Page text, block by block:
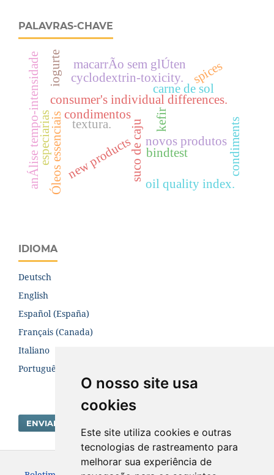
O nosso site usa
cookies
Este site utiliza cookies e outras
tecnologias de rastreamento para
melhorar sua experiência de
PALAVRAS-CHAVE
kefir
suco de caju
new products
consumer's individual differences.
anÁlise tempo-intensidade novos produtos
carne de sol
cyclodextrin-toxicity.
Óleos essenciais condimentos
especiarias condiments
spices
bindtest
oil quality index.
textura.
iogurte macarrÃo sem glÚten
IDIOMA
Deutsch
English
Español (España)
Français (Canada)
Italiano
Português (Brasil)
ENVIAR SUBMISSÃO